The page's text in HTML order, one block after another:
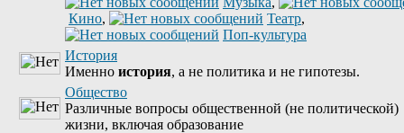
Кино, Театр,
Поп-культура
История
Именно история, а не политика и не гипотезы.
Общество
Различные вопросы общественной (не политической)
жизни, включая образование